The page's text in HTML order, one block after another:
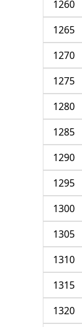
1260
1265
1270
1275
1280
1285
1290
1295
1300
1305
1310
1315
1320